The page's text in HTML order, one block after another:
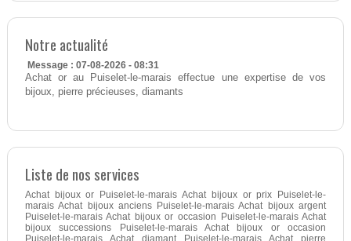
Notre actualité
Message : 07-08-2026 - 08:31
Achat or au Puiselet-le-marais effectue une expertise de vos
bijoux, pierre précieuses, diamants
Liste de nos services
Achat bijoux or Puiselet-le-marais Achat bijoux or prix Puiselet-le-
marais Achat bijoux anciens Puiselet-le-marais Achat bijoux argent
Puiselet-le-marais Achat bijoux or occasion Puiselet-le-marais Achat
bijoux successions Puiselet-le-marais Achat bijoux or occasion
Puiselet-le-marais Achat diamant Puiselet-le-marais Achat pierre